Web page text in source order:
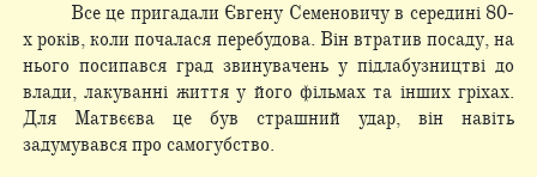
Все це пригадали Євгену Семеновичу в середині 80-
х років, коли почалася перебудова. Він втратив посаду, на
нього посипався град звинувачень у підлабузництві до
влади, лакуванні життя у його фільмах та інших гріхах.
Для Матвєєва це був страшний удар, він навіть
задумувався про самогубство.